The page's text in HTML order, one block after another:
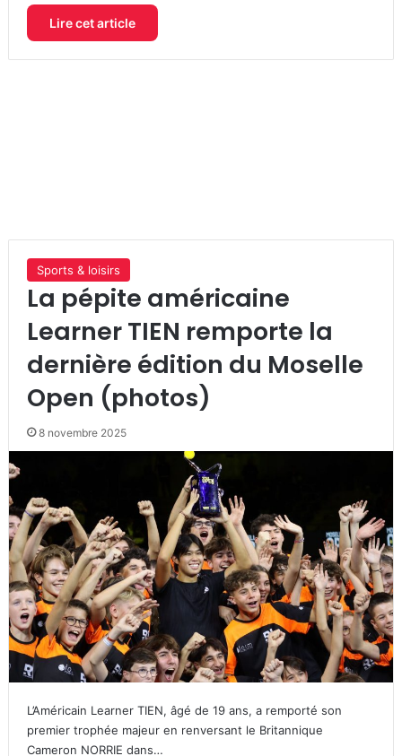
Lire cet article
Sports & loisirs
La pépite américaine
Learner TIEN remporte la
dernière édition du Moselle
Open (photos)
8 novembre 2025
L’Américain Learner TIEN, âgé de 19 ans, a remporté son
premier trophée majeur en renversant le Britannique
Cameron NORRIE dans…